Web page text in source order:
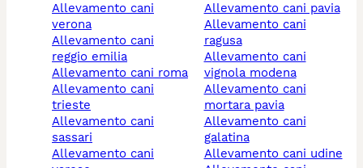
allevamento cani
verona
allevamento cani
reggio emilia
allevamento cani roma
allevamento cani
trieste
allevamento cani
sassari
allevamento cani
allevamento cani pavia
allevamento cani
ragusa
allevamento cani
vignola modena
allevamento cani
mortara pavia
allevamento cani
galatina
allevamento cani udine